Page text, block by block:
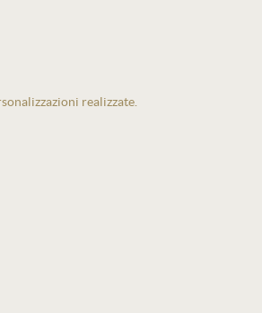
realizzate.